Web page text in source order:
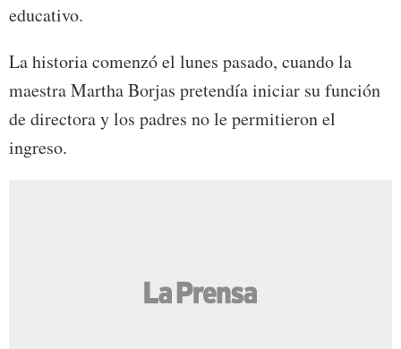
educativo.
La historia comenzó el lunes pasado, cuando la
maestra Martha Borjas pretendía iniciar su función
de directora y los padres no le permitieron el
ingreso.